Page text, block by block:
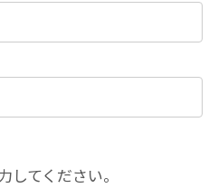
てください。